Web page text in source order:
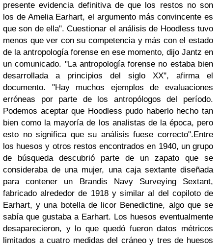
presente evidencia definitiva de que los restos no son
los de Amelia Earhart, el argumento más convincente es
que son de ella". Cuestionar el análisis de Hoodless tuvo
menos que ver con su competencia y más con el estado
de la antropología forense en ese momento, dijo Jantz en
un comunicado. "La antropología forense no estaba bien
desarrollada a principios del siglo XX", afirma el
documento. "Hay muchos ejemplos de evaluaciones
erróneas por parte de los antropólogos del período.
Podemos aceptar que Hoodless pudo haberlo hecho tan
bien como la mayoría de los analistas de la época, pero
esto no significa que su análisis fuese correcto".Entre
los huesos y otros restos encontrados en 1940, un grupo
de búsqueda descubrió parte de un zapato que se
consideraba de una mujer, una caja sextante diseñada
para contener un Brandis Navy Surveying Sextant,
fabricado alrededor de 1918 y similar al del copiloto de
Earhart, y una botella de licor Benedictine, algo que se
sabía que gustaba a Earhart. Los huesos eventualmente
desaparecieron, y lo que quedó fueron datos métricos
limitados a cuatro medidas del cráneo y tres de huesos